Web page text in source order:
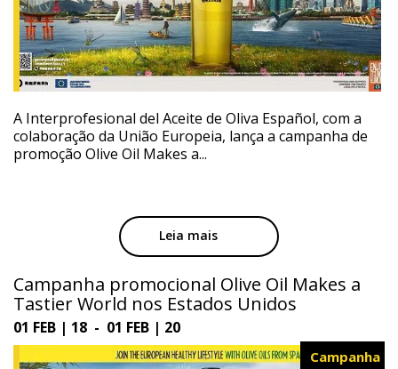
A Interprofesional del Aceite de Oliva Español, com a
colaboração da União Europeia, lança a campanha de
promoção Olive Oil Makes a...
Leia mais
Campanha promocional Olive Oil Makes a
Tastier World nos Estados Unidos
01 FEB | 18 - 01 FEB | 20
Campanha